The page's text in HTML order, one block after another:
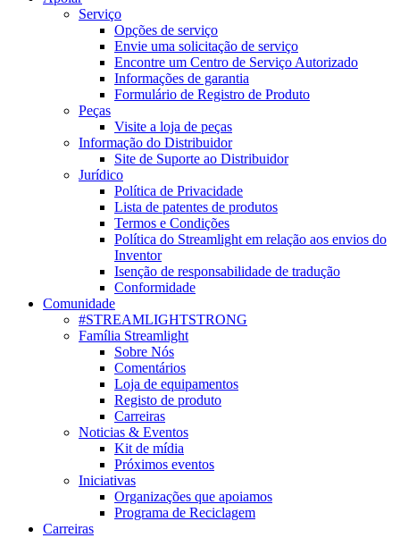
Serviço
Opções de serviço
Envie uma solicitação de serviço
Encontre um Centro de Serviço Autorizado
Informações de garantia
Formulário de Registro de Produto
Peças
Visite a loja de peças
Informação do Distribuidor
Site de Suporte ao Distribuidor
Jurídico
Política de Privacidade
Lista de patentes de produtos
Termos e Condições
Política do Streamlight em relação aos envios do
Inventor
Isenção de responsabilidade de tradução
Conformidade
Comunidade
#STREAMLIGHTSTRONG
Família Streamlight
Sobre Nós
Comentários
Loja de equipamentos
Registo de produto
Carreiras
Noticias & Eventos
Kit de mídia
Próximos eventos
Iniciativas
Organizações que apoiamos
Programa de Reciclagem
Carreiras